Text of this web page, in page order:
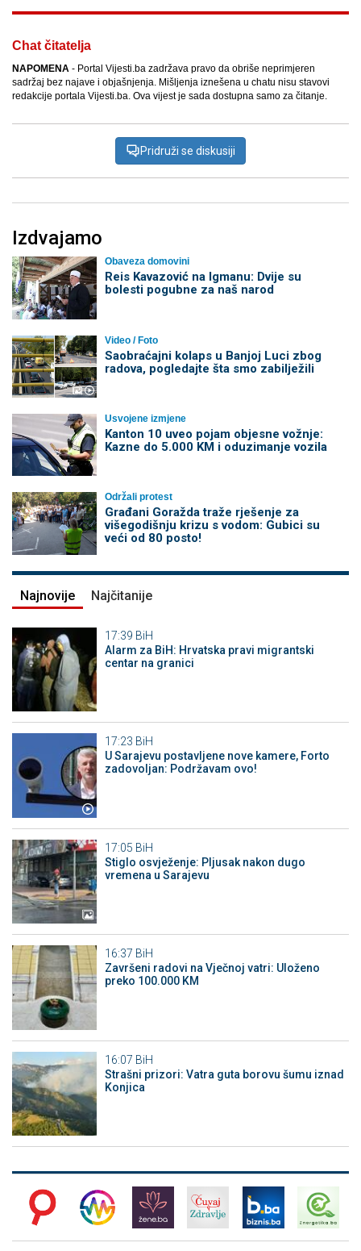
Chat čitatelja
NAPOMENA - Portal Vijesti.ba zadržava pravo da obriše neprimjeren
sadržaj bez najave i objašnjenja. Mišljenja iznešena u chatu nisu stavovi
redakcije portala Vijesti.ba. Ova vijest je sada dostupna samo za čitanje.
Pridruži se diskusiji
Izdvajamo
Obaveza domovini
Reis Kavazović na Igmanu: Dvije su
bolesti pogubne za naš narod
Video / Foto
Saobraćajni kolaps u Banjoj Luci zbog
radova, pogledajte šta smo zabilježili
Usvojene izmjene
Kanton 10 uveo pojam objesne vožnje:
Kazne do 5.000 KM i oduzimanje vozila
Održali protest
Građani Goražda traže rješenje za
višegodišnju krizu s vodom: Gubici su
veći od 80 posto!
Najnovije Najčitanije
17:39 BiH
Alarm za BiH: Hrvatska pravi migrantski
centar na granici
17:23 BiH
U Sarajevu postavljene nove kamere, Forto
zadovoljan: Podržavam ovo!
17:05 BiH
Stiglo osvježenje: Pljusak nakon dugo
vremena u Sarajevu
16:37 BiH
Završeni radovi na Vječnoj vatri: Uloženo
preko 100.000 KM
16:07 BiH
Strašni prizori: Vatra guta borovu šumu iznad
Konjica